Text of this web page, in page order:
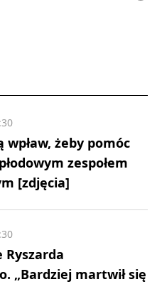
wpław, żeby pomóc
zespołem
[zdjęcia]
Ryszarda
„Bardziej martwił się